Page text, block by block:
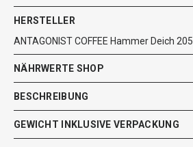
HERSTELLER
ANTAGONIST COFFEE Hammer Deich
NÄHRWERTE SHOP
BESCHREIBUNG
GEWICHT INKLUSIVE VERPACKUNG